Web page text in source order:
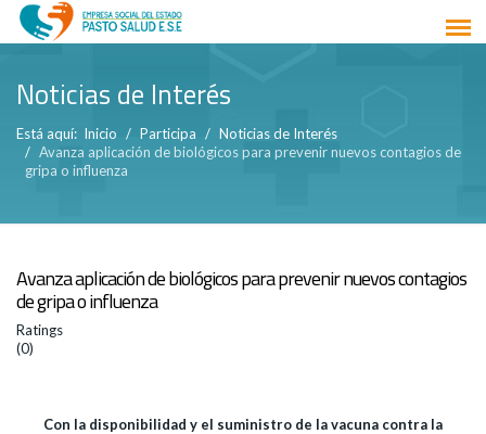
Noticias de Interés
Está aquí: Inicio Participa
Noticias de Interés
Avanza aplicación de biológicos para prevenir nuevos contagios de
gripa o influenza
Avanza aplicación de biológicos para prevenir nuevos contagios
de gripa o influenza
Ratings
(0)
Con la disponibilidad y el suministro de la vacuna contra la